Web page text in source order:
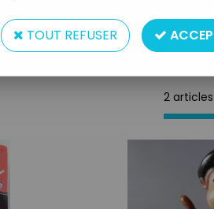
Disponibilité
2
TOUT REFUSER